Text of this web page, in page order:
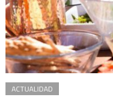
ACTUALIDAD